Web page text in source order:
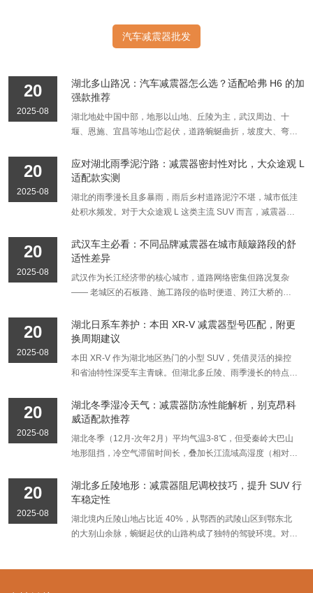
汽车减震器批发
20
2025-08
湖北多山路况：汽车减震器怎么选？适配哈弗 H6 的加
强款推荐
湖北地处中国中部，地形以山地、丘陵为主，武汉周边、十
堰、恩施、宜昌等地山峦起伏，道路蜿蜒曲折，坡度大、弯道
器需承受更高频次的冲击和更复杂的力学考验。本文将从湖北
多山路况特点出发，解析减震器选型核心逻辑，并针对哈弗
器的核心挑战 1. 高频冲击与持续振动 湖北山区道路普遍存在
碎石路、坑洼路及连续减速带，车辆行驶时减震器需在0.1-
乳化、密封件老化。据十堰交管部门2025年统计，山区路段
车辆减震器故障率是平原地区的2.3倍。 2. 长下坡制动热衰减
恩施、神农架等地区长下坡路段占比超15%，频繁制动会使
减震器温度升至80℃以上，传统液压减震器易因油液黏度下
向支撑不足 湖北山区道路弯道半径普遍小于50米，车辆过弯
时侧向加速度可达0.4g，若减震器侧向刚度不足，会导致车身
侧倾角超过5°，影响操控稳定性。 实测案例：武汉理工大学
对50辆常跑恩施山路的哈弗H6进行检测，发现使用原厂减震
震器选型四大核心指标 1. 阻尼力适配性 压缩阻尼：决定减震
器吸收冲击的能力，山区道路建议选择压缩阻尼比原厂高
15%-20%的型号，以更好应对坑洼路面； 回弹阻尼：影响车
身恢复平稳的速度，推荐回弹阻尼与压缩阻尼比值为1:0.6-
量：加强款减震器油液容量应比原厂增加20%-30%（如原厂
200ml，加强款需240-260ml），以提升热容量； 散热结构：
优先选择带散热鳍片或双油管设计的型号，实测表明此类设计
可使减震器工作温度降低10-15℃。 3. 侧向支撑强化 筒身直
适配：若车辆为独立悬架，需确认减震器与原厂连杆角度匹
20
2025-08
应对湖北雨季泥泞路：减震器密封性对比，大众途观 L
适配款实测
湖北的雨季漫长且多暴雨，雨后乡村道路泥泞不堪，城市低洼
处积水频发。对于大众途观 L 这类主流 SUV 而言，减震器作
下的稳定性与使用寿命。一旦密封失效，泥水渗入会导致内部
零件锈蚀、漏油，进而引发减震效果衰减、异响等问题。为
器，进行了为期 2 周的泥泞路密封性实测，为车主提供选购
参考。 实测背景与减震器选型 大众途观 L 作为湖北地区畅销
求较高。本次实测选取 2023 款途观 L 330TSI 车型（搭载
EA888 发动机），测试四款适配减震器：博世（原厂配套
款）、萨克斯（德系车专属调校）、KYB（日系技术适配
款）、蒙诺（性价比通用款）。测试路段涵盖武汉郊区泥泞土
路（日均 30 公里，坡度 15°-20°），模拟湖北雨季严苛的行
驶环境，重点监测减震器油封、活塞杆及连接部位的密封状
态。 四款减震器密封性实测数据对比 博世（原厂配套款，型
号 3Q0 513 029 AB）： 测试结束后，减震器表面仅有少量泥
挡泥水侵入。在连续通过 20cm 深积水坑后，阻尼系数变化率
仅为 3%，密封性能表现优。适合长期在湖北乡村或山区行驶
的车主，尤其应对雨季泥泞路优势明显。 萨克斯（型号 280
228 001）： 表面泥渍附着量中等，右前减震器油封处有轻微
20
2025-08
武汉车主必看：不同品牌减震器在城市颠簸路段的舒
适性差异
武汉作为长江经济带的核心城市，道路网络密集但路况复杂
—— 老城区的石板路、施工路段的临时便道、跨江大桥的伸
舒适性直接影响日常通勤体验，尤其在早晚高峰的拥堵路段，
频繁的震动不仅加剧疲劳，还可能导致车内物品晃动、异响。
进行了舒适性实测，为车主揭示不同品牌的表现差异。 测试
背景与武汉路况特点 武汉的颠簸路段主要分为三类：一是老
20-30km/h 时车身会产生高频震动；二是二七长江大桥、鹦
鹉洲大桥的伸缩缝，车辆以 60-80km/h 通过时，会受到纵向
冲击力；三是光谷、南湖等新建片区的临时施工便道，坑洼深
度多在 3-5cm，需低速缓行。本次测试选取 2022 款本田思域
性争议较大，更换不同品牌后更能体现差异。测试重点关注车
身震动频率、座椅传递的颠簸感、车内异响三个维度，采用专
业震动测试仪和主观评分结合的方式评估。 主流品牌减震器
舒适性表现 博世（原厂配套款，型号 3392110771） 作为本
率约 8Hz（人体较敏感的区间），座椅传递的颠簸感明显，
20
2025-08
湖北日系车养护：本田 XR-V 减震器型号匹配，附更
换周期建议
本田 XR-V 作为湖北地区热门的小型 SUV，凭借灵活的操控
和省油特性深受车主青睐。但湖北多丘陵、雨季漫长的特点，
不当或更换不及时，会导致车辆在泥泞路、连续弯道中稳定性
下降，甚至加剧轮胎磨损。本文针对本田 XR-V 的减震器型号
供实用养护参考。 减震器型号匹配的核心要素 本田 XR-V 的
悬挂系统采用前麦弗逊式独立悬挂、后扭力梁式非独立悬挂，
个核心要素： 阻尼系数：XR-V 1.5L 自然吸气车型适合阻尼
系数 28-32N・s/m 的减震器，1.5T 涡轮增压车型因车身配重
略高，需选择 32-35N・s/m 的型号，以平衡操控性与舒适
性。 安装孔位：2015-2022 款 XR-V 的前减震器上支座螺栓
20
2025-08
湖北冬季湿冷天气：减震器防冻性能解析，别克昂科
威适配款推荐
湖北冬季（12月-次年2月）平均气温3-8℃，但受秦岭大巴山
地形阻挡，冷空气滞留时间长，叠加长江流域高湿度（相对湿
车减震器易因低温导致油液黏度激增、橡胶部件硬化，出现异
响、漏油甚至失效等问题。本文将以别克昂科威为例，解析减
一、湖北湿冷天气对减震器的三大核心挑战 1. 低温导致油液
黏度骤增，减震响应迟滞 减震器油液（多为矿物油或合成
从25℃降至-10℃时，普通矿物油的黏度从15cSt增至
20
2025-08
湖北多丘陵地形：减震器阻尼调校技巧，提升 SUV 行
车稳定性​
湖北境内丘陵山地占比近 40%，从鄂西的武陵山区到鄂东北
的大别山余脉，蜿蜒起伏的山路构成了独特的驾驶环境。对于